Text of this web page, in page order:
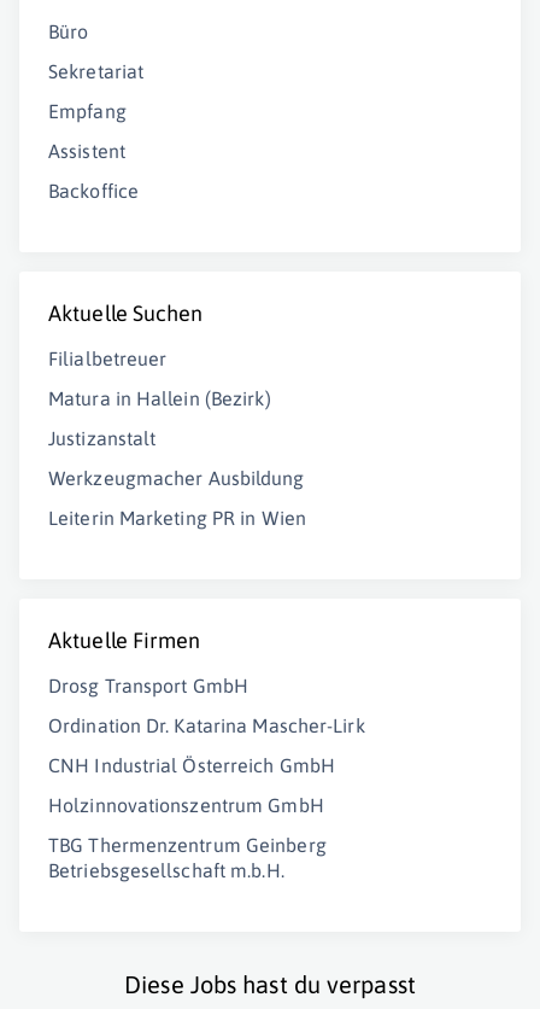
Büro
Sekretariat
Empfang
Assistent
Backoffice
Aktuelle Suchen
Filialbetreuer
Matura in Hallein (Bezirk)
Justizanstalt
Werkzeugmacher Ausbildung
Leiterin Marketing PR in Wien
Aktuelle Firmen
Drosg Transport GmbH
Ordination Dr. Katarina Mascher-Lirk
CNH Industrial Österreich GmbH
Holzinnovationszentrum GmbH
TBG Thermenzentrum Geinberg
Betriebsgesellschaft m.b.H.
Diese Jobs hast du verpasst